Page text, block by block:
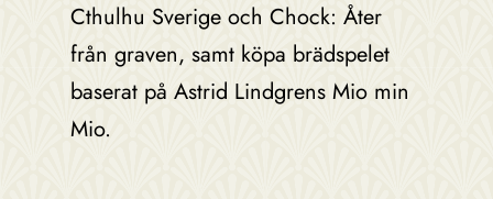
Cthulhu Sverige och Chock: Åter
från graven, samt köpa brädspelet
baserat på Astrid Lindgrens Mio min
Mio.